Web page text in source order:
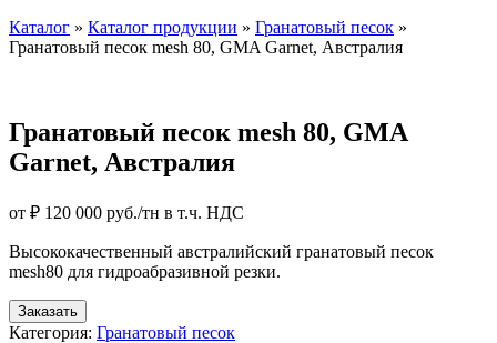
Каталог » Каталог продукции » Гранатовый песок »
Гранатовый песок mesh 80, GMA Garnet, Австралия
Гранатовый песок mesh 80, GMA
Garnet, Австралия
от ₽ 120 000 руб./тн в т.ч. НДС
Высококачественный австралийский гранатовый песок
mesh80 для гидроабразивной резки.
Заказать
Категория: Гранатовый песок